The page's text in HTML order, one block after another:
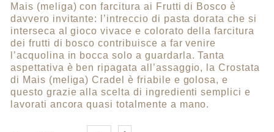
Mais (meliga) con farcitura ai Frutti di Bosco è
davvero invitante: l’intreccio di pasta dorata che si
interseca al gioco vivace e colorato della farcitura
dei frutti di bosco contribuisce a far venire
l’acquolina in bocca solo a guardarla. Tanta
aspettativa è ben ripagata all’assaggio, la Crostata
di Mais (meliga) Cradel è friabile e golosa, e
questo grazie alla scelta di ingredienti semplici e
lavorati ancora quasi totalmente a mano.